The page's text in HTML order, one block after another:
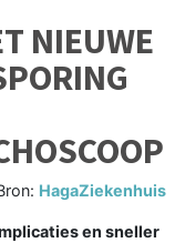
NIEUWE
HagaZiekenhuis
en sneller